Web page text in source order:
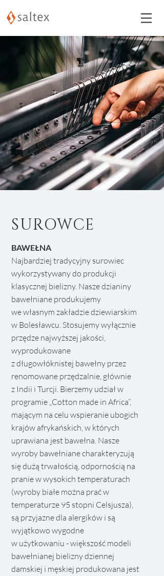
SUROWCE
BAWEŁNA
Najbardziej tradycyjny surowiec
wykorzystywany do produkcji
klasycznej bielizny. Nasze dzianiny
bawełniane produkujemy
we własnym zakładzie dziewiarskim
w Bolesławcu. Stosujemy wyłącznie
przędze najwyższej jakości,
wyprodukowane
z długowłóknistej bawełny przez
renomowane przędzalnie, głównie
z Indii i Turcji. Bierzemy udział w
programie „Cotton made in Africa”,
mającym na celu wspieranie ubogich
krajów afrykańskich, w których
uprawiana jest bawełna. Nasze
wyroby bawełniane charakteryzują
się dużą trwałością, odpornością na
pranie w wysokich temperaturach
(wyroby białe można prać w
temperaturze 95 stopni Celsjusza), ​
są przyjazne dla alergików i są
wyjątkowo wygodne
w użytkowaniu - większość modeli
bawełnianej bielizny dziennej
damskiej i męskiej produkowana jest